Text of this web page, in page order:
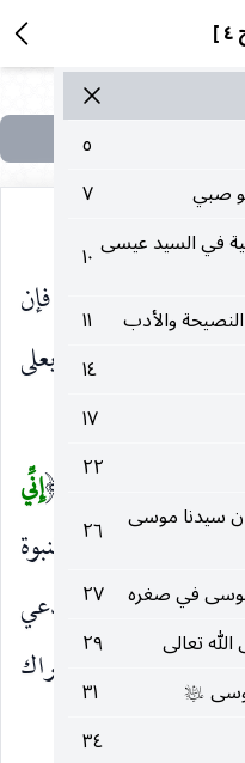
٥
صبي
٧
في السيد عيسى ١٠
والأدب
١١
١٤
١٧
٢٢
سيدنا موسى
٢٦
موسى في صغره ٢٧
تعالى
٢٩
عليه‌السلام
٣١
٣٤
خوف مع اعتناء فإن
أظهر وإن عدي بعلى
أو من الخلائق. (إِنِّي
يريد به نفي النبوة
المشركين بتهديد مدعي
من ظلم بالإشراك